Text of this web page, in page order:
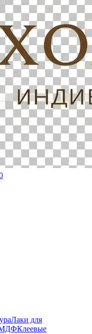
Лаки для
МДФКлеевые